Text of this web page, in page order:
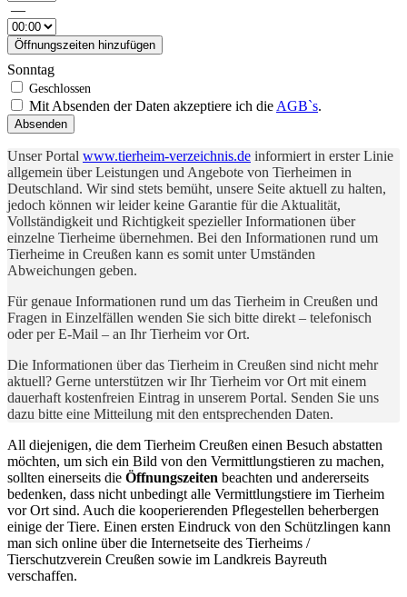
—
Öffnungszeiten hinzufügen
Sonntag
Mit Absenden der Daten akzeptiere ich die AGB`s.
Absenden
Unser Portal www.tierheim-verzeichnis.de informiert in erster Linie
allgemein über Leistungen und Angebote von Tierheimen in
Deutschland. Wir sind stets bemüht, unsere Seite aktuell zu halten,
jedoch können wir leider keine Garantie für die Aktualität,
Vollständigkeit und Richtigkeit spezieller Informationen über
einzelne Tierheime übernehmen. Bei den Informationen rund um
Tierheime in Creußen kann es somit unter Umständen
Abweichungen geben.
Für genaue Informationen rund um das Tierheim in Creußen und
Fragen in Einzelfällen wenden Sie sich bitte direkt – telefonisch
oder per E-Mail – an Ihr Tierheim vor Ort.
Die Informationen über das Tierheim in Creußen sind nicht mehr
aktuell? Gerne unterstützen wir Ihr Tierheim vor Ort mit einem
dauerhaft kostenfreien Eintrag in unserem Portal. Senden Sie uns
dazu bitte eine Mitteilung mit den entsprechenden Daten.
All diejenigen, die dem Tierheim Creußen einen Besuch abstatten
möchten, um sich ein Bild von den Vermittlungstieren zu machen,
sollten einerseits die Öffnungszeiten beachten und andererseits
bedenken, dass nicht unbedingt alle Vermittlungstiere im Tierheim
vor Ort sind. Auch die kooperierenden Pflegestellen beherbergen
einige der Tiere. Einen ersten Eindruck von den Schützlingen kann
man sich online über die Internetseite des Tierheims /
Tierschutzverein Creußen sowie im Landkreis Bayreuth
verschaffen.